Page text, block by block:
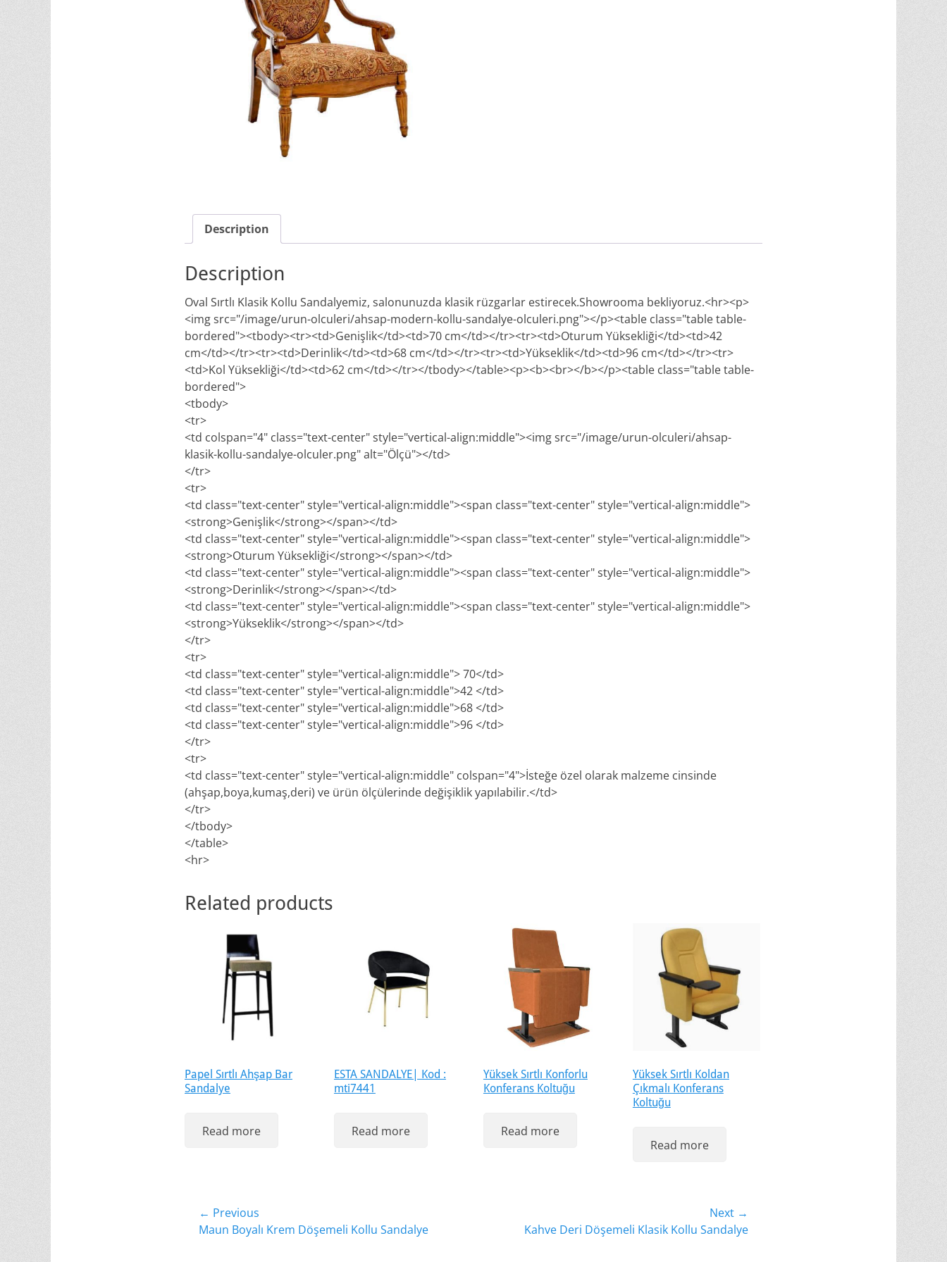
Description
Description
Oval Sırtlı Klasik Kollu Sandalyemiz, salonunuzda klasik rüzgarlar estirecek.Showrooma bekliyoruz.<hr><p>
<img src="/image/urun-olculeri/ahsap-modern-kollu-sandalye-olculeri.png"></p><table class="table table-
bordered"><tbody><tr><td>Genişlik</td><td>70 cm</td></tr><tr><td>Oturum Yüksekliği</td><td>42
cm</td></tr><tr><td>Derinlik</td><td>68 cm</td></tr><tr><td>Yükseklik</td><td>96 cm</td></tr><tr>
<td>Kol Yüksekliği</td><td>62 cm</td></tr></tbody></table><p><b><br></b></p><table class="table table-
bordered">
<tbody>
<tr>
<td colspan="4" class="text-center" style="vertical-align:middle"><img src="/image/urun-olculeri/ahsap-
klasik-kollu-sandalye-olculer.png" alt="Ölçü"></td>
</tr>
<tr>
<td class="text-center" style="vertical-align:middle"><span class="text-center" style="vertical-align:middle">
<strong>Genişlik</strong></span></td>
<td class="text-center" style="vertical-align:middle"><span class="text-center" style="vertical-align:middle">
<strong>Oturum Yüksekliği</strong></span></td>
<td class="text-center" style="vertical-align:middle"><span class="text-center" style="vertical-align:middle">
<strong>Derinlik</strong></span></td>
<td class="text-center" style="vertical-align:middle"><span class="text-center" style="vertical-align:middle">
<strong>Yükseklik</strong></span></td>
</tr>
<tr>
<td class="text-center" style="vertical-align:middle"> 70</td>
<td class="text-center" style="vertical-align:middle">42 </td>
<td class="text-center" style="vertical-align:middle">68 </td>
<td class="text-center" style="vertical-align:middle">96 </td>
</tr>
<tr>
<td class="text-center" style="vertical-align:middle" colspan="4">İsteğe özel olarak malzeme cinsinde
(ahşap,boya,kumaş,deri) ve ürün ölçülerinde değişiklik yapılabilir.</td>
</tr>
</tbody>
</table>
<hr>
Related products
Papel Sırtlı Ahşap Bar
Sandalye
Read more
ESTA SANDALYE| Kod :
mti7441
Read more
Yüksek Sırtlı Konforlu
Konferans Koltuğu
Read more
Yüksek Sırtlı Koldan
Çıkmalı Konferans
Koltuğu
Read more
Yazı
gezinmesi
← Previous
Previous
Maun Boyalı Krem Döşemeli Kollu Sandalye
Next →
Kahve Deri Döşemeli Klasik Kollu Sandalye